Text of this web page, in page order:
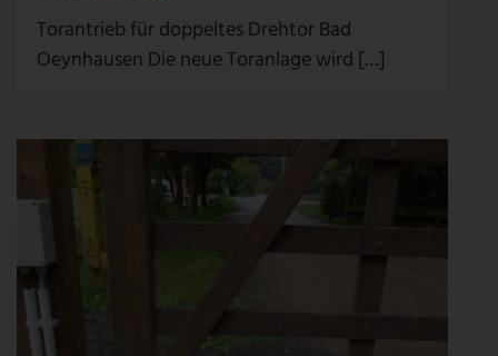
Torantrieb für doppeltes Drehtor Bad
Oeynhausen Die neue Toranlage wird […]